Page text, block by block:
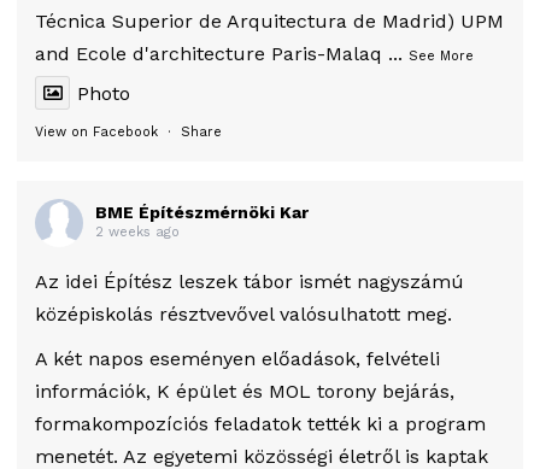
Técnica Superior de Arquitectura de Madrid) UPM
and Ecole d'architecture Paris-Malaq ... See More
Photo
View on Facebook · Share
BME Építészmérnöki Kar
2 weeks ago
Az idei Építész leszek tábor ismét nagyszámú
középiskolás résztvevővel valósulhatott meg.
A két napos eseményen előadások, felvételi
információk, K épület és MOL torony bejárás,
formakompozíciós feladatok tették ki a program
menetét. Az egyetemi közösségi életről is kaptak